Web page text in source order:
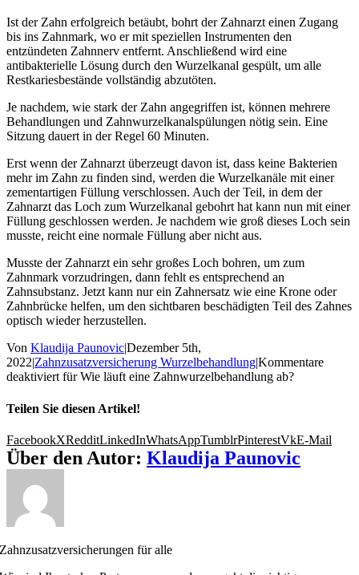
Ist der Zahn erfolgreich betäubt, bohrt der Zahnarzt einen Zugang
bis ins Zahnmark, wo er mit speziellen Instrumenten den
entzündeten Zahnnerv entfernt. Anschließend wird eine
antibakterielle Lösung durch den Wurzelkanal gespült, um alle
Restkariesbestände vollständig abzutöten.
Je nachdem, wie stark der Zahn angegriffen ist, können mehrere
Behandlungen und Zahnwurzelkanalspülungen nötig sein. Eine
Sitzung dauert in der Regel 60 Minuten.
Erst wenn der Zahnarzt überzeugt davon ist, dass keine Bakterien
mehr im Zahn zu finden sind, werden die Wurzelkanäle mit einer
zementartigen Füllung verschlossen. Auch der Teil, in dem der
Zahnarzt das Loch zum Wurzelkanal gebohrt hat kann nun mit einer
Füllung geschlossen werden. Je nachdem wie groß dieses Loch sein
musste, reicht eine normale Füllung aber nicht aus.
Musste der Zahnarzt ein sehr großes Loch bohren, um zum
Zahnmark vorzudringen, dann fehlt es entsprechend an
Zahnsubstanz. Jetzt kann nur ein Zahnersatz wie eine Krone oder
Zahnbrücke helfen, um den sichtbaren beschädigten Teil des Zahnes
optisch wieder herzustellen.
Von Klaudija Paunovic|Dezember 5th,
2022|Zahnzusatzversicherung Wurzelbehandlung|Kommentare
deaktiviertfür Wie läuft eine Zahnwurzelbehandlung ab?
Teilen Sie diesen Artikel!
FacebookXRedditLinkedInWhatsAppTumblrPinterestVkE-Mail
Über den Autor: Klaudija Paunovic
Zahnzusatzversicherungen für alle